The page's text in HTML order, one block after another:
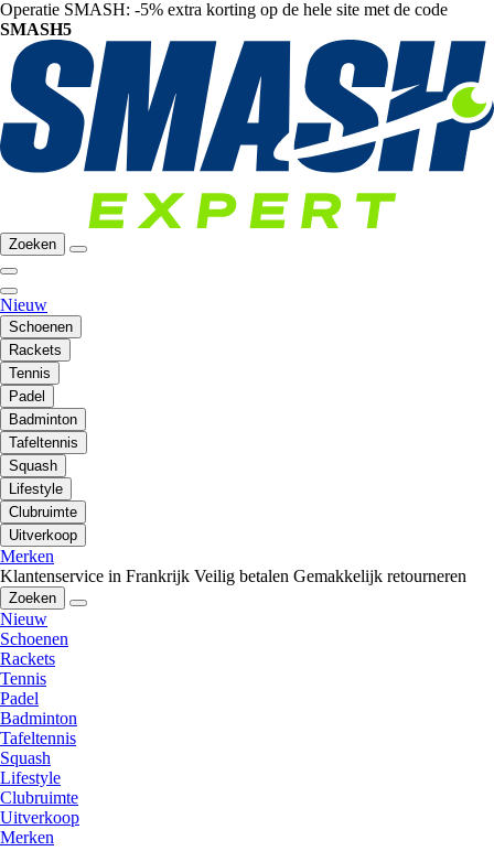
Operatie SMASH: -5% extra korting op de hele site met de code
SMASH5
Zoeken
Nieuw
Schoenen
Rackets
Tennis
Padel
Badminton
Tafeltennis
Squash
Lifestyle
Clubruimte
Uitverkoop
Merken
Klantenservice in Frankrijk Veilig betalen Gemakkelijk retourneren
Zoeken
Nieuw
Schoenen
Rackets
Tennis
Padel
Badminton
Tafeltennis
Squash
Lifestyle
Clubruimte
Uitverkoop
Merken